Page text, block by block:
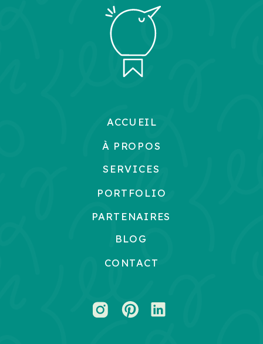
CONTACT
BLOG
SERVICES
À PROPOS
ACCUEIL
PORTFOLIO
PARTENAIRES